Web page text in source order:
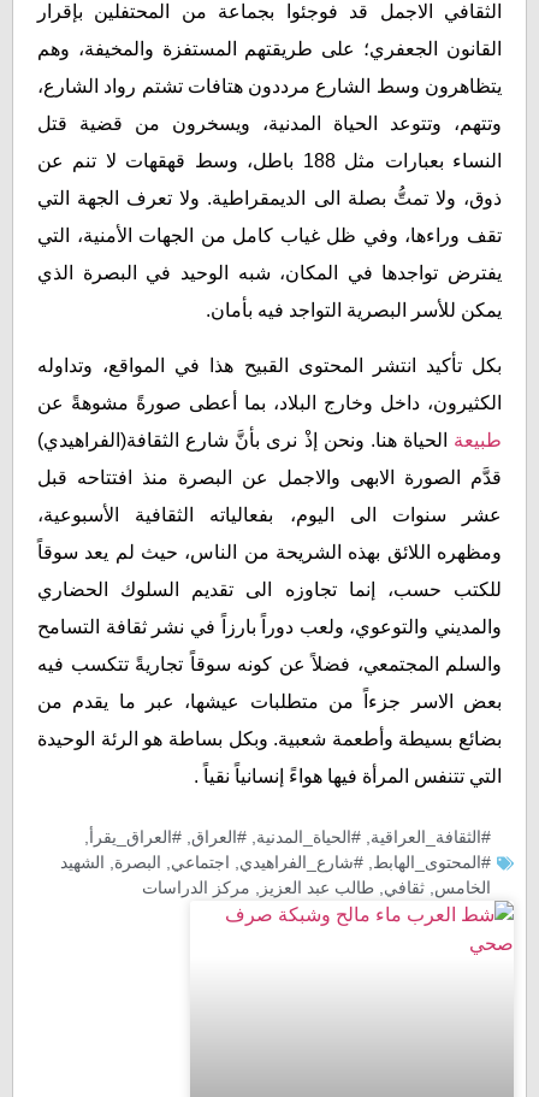
الثقافي الاجمل قد فوجئوا بجماعة من المحتفلين بإقرار
القانون الجعفري؛ على طريقتهم المستفزة والمخيفة، وهم
يتظاهرون وسط الشارع مرددون هتافات تشتم رواد الشارع،
وتتهم، وتتوعد الحياة المدنية، ويسخرون من قضية قتل
النساء بعبارات مثل 188 باطل، وسط قهقهات لا تنم عن
ذوق، ولا تمتُّ بصلة الى الديمقراطية. ولا تعرف الجهة التي
تقف وراءها، وفي ظل غياب كامل من الجهات الأمنية، التي
يفترض تواجدها في المكان، شبه الوحيد في البصرة الذي
يمكن للأسر البصرية التواجد فيه بأمان.
بكل تأكيد انتشر المحتوى القبيح هذا في المواقع، وتداوله
الكثيرون، داخل وخارج البلاد، بما أعطى صورةً مشوهةً عن
طبيعة الحياة هنا. ونحن إذْ نرى بأنَّ شارع الثقافة(الفراهيدي)
قدَّم الصورة الابهى والاجمل عن البصرة منذ افتتاحه قبل
عشر سنوات الى اليوم، بفعالياته الثقافية الأسبوعية،
ومظهره اللائق بهذه الشريحة من الناس، حيث لم يعد سوقاً
للكتب حسب، إنما تجاوزه الى تقديم السلوك الحضاري
والمديني والتوعوي، ولعب دوراً بارزاً في نشر ثقافة التسامح
والسلم المجتمعي، فضلاً عن كونه سوقاً تجاريةً تتكسب فيه
بعض الاسر جزءاً من متطلبات عيشها، عبر ما يقدم من
بضائع بسيطة وأطعمة شعبية. وبكل بساطة هو الرئة الوحيدة
التي تتنفس المرأة فيها هواءً إنسانياً نقياً .
#الثقافة_العراقية #الحياة_المدنية #العراق #العراق_يقرأ
#المحتوى_الهابط #شارع_الفراهيدي اجتماعي البصرة
الشهيد
الخامس ثقافي طالب عبد العزيز مركز الدراسات